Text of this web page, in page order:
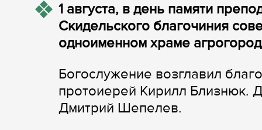
1 августа, в день памяти
Скидельского благочиния
одноименном храме
Богослужение возглавил
протоиерей Кирилл Близнюк.
Дмитрий Шепелев.